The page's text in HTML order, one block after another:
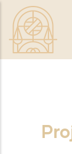
Passar para o